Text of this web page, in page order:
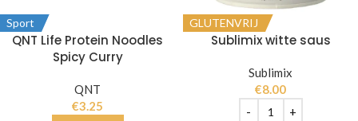
Sport
QNT Life Protein Noodles
Spicy Curry
QNT
€3.25
GLUTENVRIJ
Sublimix witte saus
Sublimix
€8.00